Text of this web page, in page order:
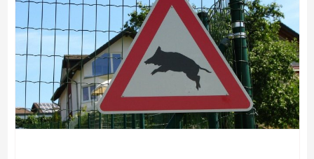
la ciencia veterinaria internacional a través de la
asistencia a países en desarrollo).